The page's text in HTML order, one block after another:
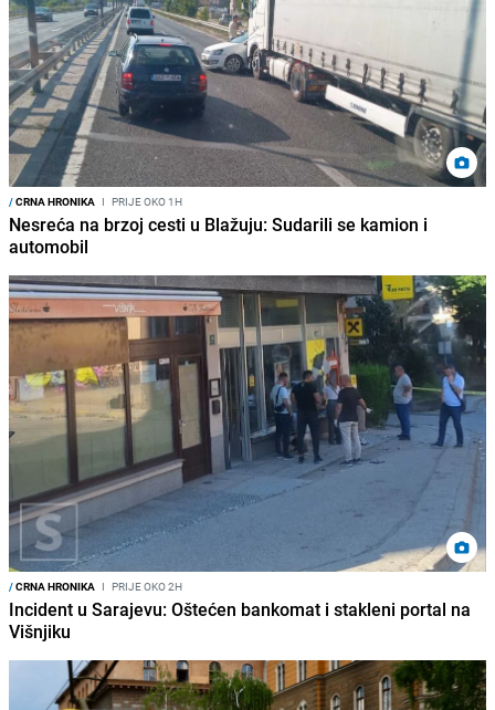
/CRNA HRONIKA I PRIJE OKO 1H
Nesreća na brzoj cesti u Blažuju: Sudarili se kamion i
automobil
/CRNA HRONIKA I PRIJE OKO 2H
Incident u Sarajevu: Oštećen bankomat i stakleni portal na
Višnjiku